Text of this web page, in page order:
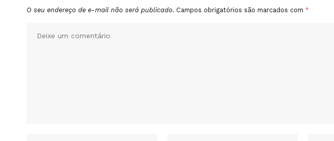
O seu endereço de e-mail não será publicado. Campos obrigatórios são marcados com *